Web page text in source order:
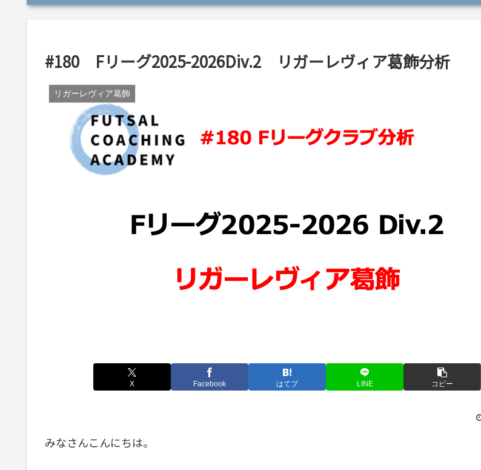
#180 Fリーグ2025-2026Div.2 リガーレヴィア葛飾分析
リガーレヴィア葛飾
X Facebook はてブ LINE コピー
みなさんこんにちは。